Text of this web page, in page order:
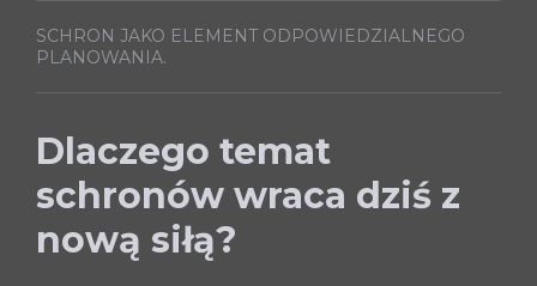
SCHRON JAKO ELEMENT ODPOWIEDZIALNEGO
PLANOWANIA.
Dlaczego temat
schronów wraca dziś z
nową siłą?